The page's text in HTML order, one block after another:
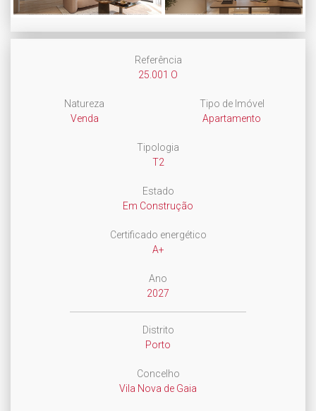
Next
Referência
25.001 O
Natureza
Venda
Tipo de Imóvel
Apartamento
Tipologia
T2
Estado
Em Construção
Certificado energético
A+
Ano
2027
Distrito
Porto
Concelho
Vila Nova de Gaia